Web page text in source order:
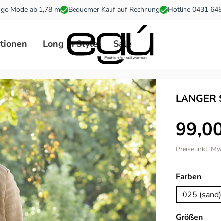
Mode ab 1,78 m Bequemer Kauf auf Rechnung Hotline 0431
Long in Style Sale
LANGER
Preise inkl.
Farben
025 (sand)
Größen